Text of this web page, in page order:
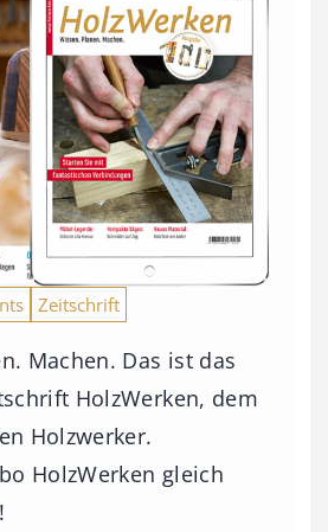
Zeitschrift
Machen. Das ist das
HolzWerken, dem
Holzwerker.
HolzWerken gleich